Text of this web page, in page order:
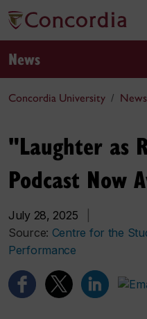
News
Concordia University News
"Laughter as
Podcast Now
July 28, 2025
Source: Centre for the
Performance